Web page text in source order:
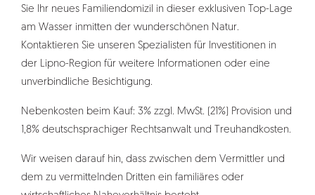
Sie Ihr neues Familiendomizil in dieser exklusiven Top-Lage
am Wasser inmitten der wunderschönen Natur.
Kontaktieren Sie unseren Spezialisten für Investitionen in
der Lipno-Region für weitere Informationen oder eine
unverbindliche Besichtigung.
Nebenkosten beim Kauf: 3% zzgl. MwSt. (21%) Provision und
1,8% deutschsprachiger Rechtsanwalt und Treuhandkosten.
Wir weisen darauf hin, dass zwischen dem Vermittler und
dem zu vermittelnden Dritten ein familiäres oder